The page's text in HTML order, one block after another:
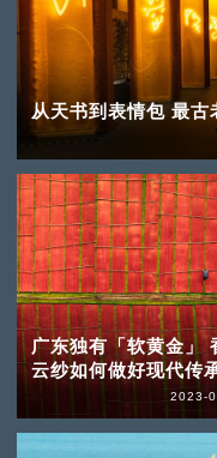
从天书到表情包 最古
广东独有「软黄金」
云纱如何做好现代传
2023-